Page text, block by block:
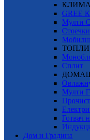
GREE
Мулти
Сплит
Мулти
Готвач
Дом и Градина